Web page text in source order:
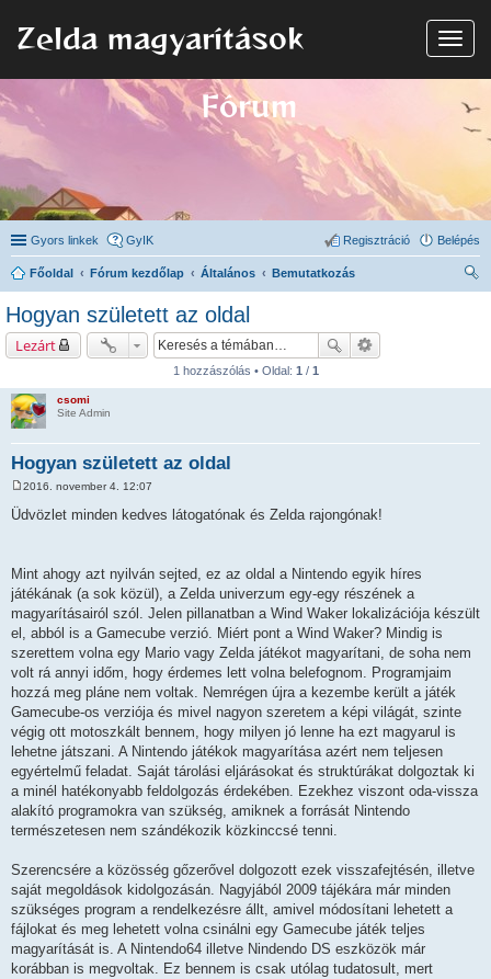
N
a
Zelda magyarítások
Fórum
Gyors linkek GyIK Belépés
Regisztráció
Főoldal Fórum kezdőlap Általános
Bemutatkozás
Hogyan született az oldal
Lezárt
1 hozzászólás • Oldal: 1 / 1
csomi
Site Admin
Hogyan született az oldal
o
z
z
ó
l
á
2016. november 4. 12:07
Üdvözlet minden kedves látogatónak és Zelda rajongónak!
Mint ahogy azt nyilván sejted, ez az oldal a Nintendo egyik híres
játékának (a sok közül), a Zelda univerzum egy-egy részének a
magyarításairól szól. Jelen pillanatban a Wind Waker lokalizációja készült
el, abból is a Gamecube verzió. Miért pont a Wind Waker? Mindig is
szerettem volna egy Mario vagy Zelda játékot magyarítani, de soha nem
volt rá annyi időm, hogy érdemes lett volna belefognom. Programjaim
hozzá meg pláne nem voltak. Nemrégen újra a kezembe került a játék
Gamecube-os verziója és mivel nagyon szeretem a képi világát, szinte
végig ott motoszkált bennem, hogy milyen jó lenne ha ezt magyarul is
lehetne játszani. A Nintendo játékok magyarítása azért nem teljesen
egyértelmű feladat. Saját tárolási eljárásokat és struktúrákat dolgoztak ki
a minél hatékonyabb feldolgozás érdekében. Ezekhez viszont oda-vissza
alakító programokra van szükség, amiknek a forrását Nintendo
természetesen nem szándékozik közkinccsé tenni.
Szerencsére a közösség gőzerővel dolgozott ezek visszafejtésén, illetve
saját megoldások kidolgozásán. Nagyjából 2009 tájékára már minden
szükséges program a rendelkezésre állt, amivel módosítani lehetett a
fájlokat és meg lehetett volna csinálni egy Gamecube játék teljes
magyarítását is. A Nintendo64 illetve Nindendo DS eszközök már
korábban is megvoltak. Ez bennem is csak utólag tudatosult, mert